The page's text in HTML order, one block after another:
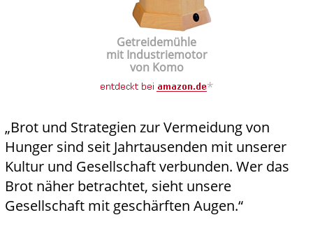
Getreidemühle
mit Industriemotor
von Komo
*
„Brot und Strategien zur Vermeidung von
Hunger sind seit Jahrtausenden mit unserer
Kultur und Gesellschaft verbunden. Wer das
Brot näher betrachtet, sieht unsere
Gesellschaft mit geschärften Augen.“